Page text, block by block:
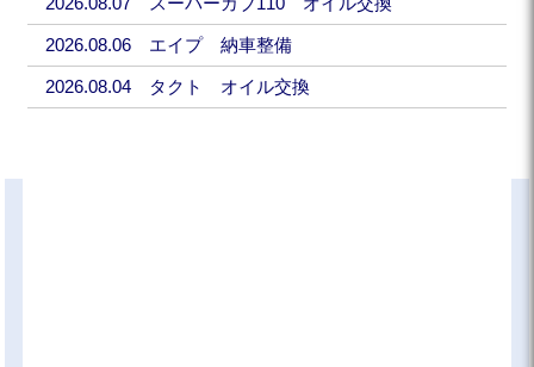
2026.08.06 エイプ 納車整備
2026.08.04 タクト オイル交換